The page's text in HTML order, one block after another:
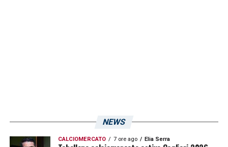
NEWS
CALCIOMERCATO 7 ore ago Elia Serra